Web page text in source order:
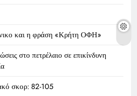
και η φράση «Κρήτη ΟΦΗ»
στο πετρέλαιο σε επικίνδυνη
σκορ: 82-105